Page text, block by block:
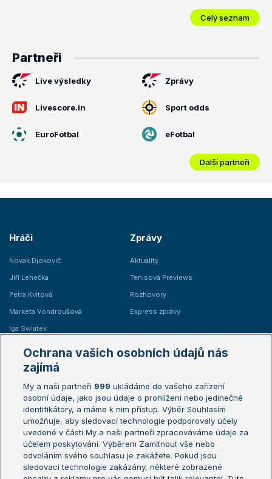
Celý seznam
Partneři
Live výsledky Zprávy
Livescore.in Sport odds
EuroFotbal eFotbal
Další partneři
Hráči
Novak Djokovič
Jiří Lehečka
Petra Kvitová
Markéta Vondroušová
Iga Swiatek
Zprávy
Aktuality
Tenisová Previews
Rozhovory
Express zprávy
Žebříčky
Žebříček ATP (muži)
Žebříček WTA (ženy)
Sázkařský žebříček
Australian Open
French Open
Wimbledon
US Open
Turnaj mistrů
Turnaj mistryň
Ochrana vašich osobních údajů nás
zajímá
My a naši partneři 999 ukládáme do vašeho zařízení
osobní údaje, jako jsou údaje o prohlížení nebo jedinečné
identifikátory, a máme k nim přístup. Výběr Souhlasím
umožňuje, aby sledovací technologie podporovaly účely
uvedené v části My a naši partneři zpracováváme údaje za
účelem poskytování. Výběrem Zamítnout vše nebo
odvoláním svého souhlasu je zakážete. Pokud jsou
sledovací technologie zakázány, některé zobrazené